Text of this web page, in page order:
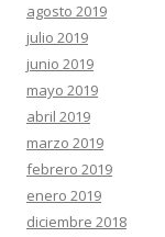
agosto 2019
julio 2019
junio 2019
mayo 2019
abril 2019
marzo 2019
febrero 2019
enero 2019
diciembre 2018